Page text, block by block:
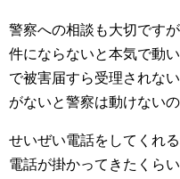
警察への相談も大切です
件にならないと本気で動
で被害届すら受理されな
がないと警察は動けないの
せいぜい電話をしてくれ
電話が掛かってきたくら